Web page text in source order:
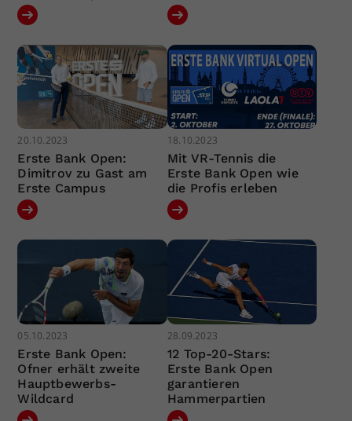
20.10.2023
Erste Bank Open:
Dimitrov zu Gast am
Erste Campus
18.10.2023
Mit VR-Tennis die
Erste Bank Open wie
die Profis erleben
05.10.2023
Erste Bank Open:
Ofner erhält zweite
Hauptbewerbs-
Wildcard
28.09.2023
12 Top-20-Stars:
Erste Bank Open
garantieren
Hammerpartien